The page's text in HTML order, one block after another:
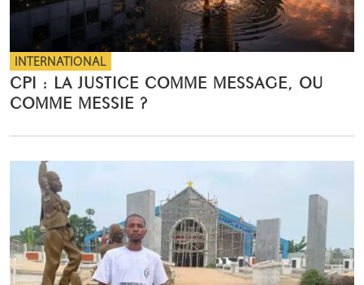
INTERNATIONAL
CPI : LA JUSTICE COMME MESSAGE, OU
COMME MESSIE ?